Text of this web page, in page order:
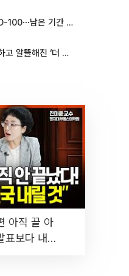
'개편 전 마지막 수능' D-100⋯남은 기간 성적 올릴 전략은
효율·AI 더했다…더 강하고 알뜰해진 ‘더 뉴 그랜저 하이브리드’ [ET의 모빌리티]
아직 끝 아
표보다 내릴